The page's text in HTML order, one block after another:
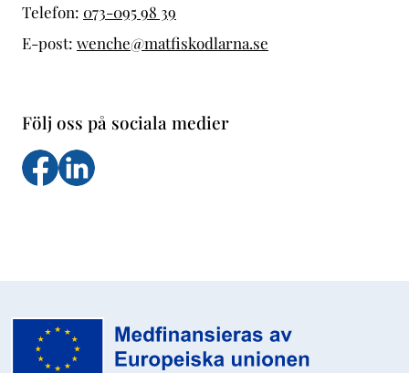
Telefon: 073-095 98 39
E-post: wenche@matfiskodlarna.se
Följ oss på sociala medier
Följ oss på facebook
Följs oss på LinkedIn